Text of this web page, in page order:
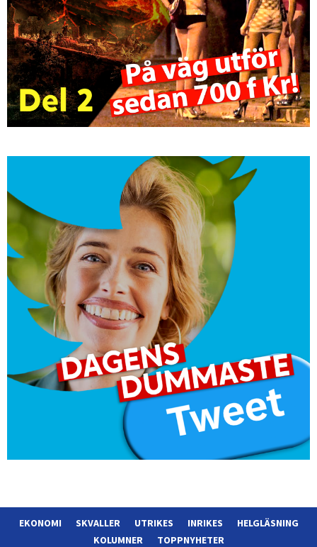
EKONOMI SKVALLER UTRIKES INRIKES
HELGLÄSNING
KOLUMNER
TOPPNYHETER